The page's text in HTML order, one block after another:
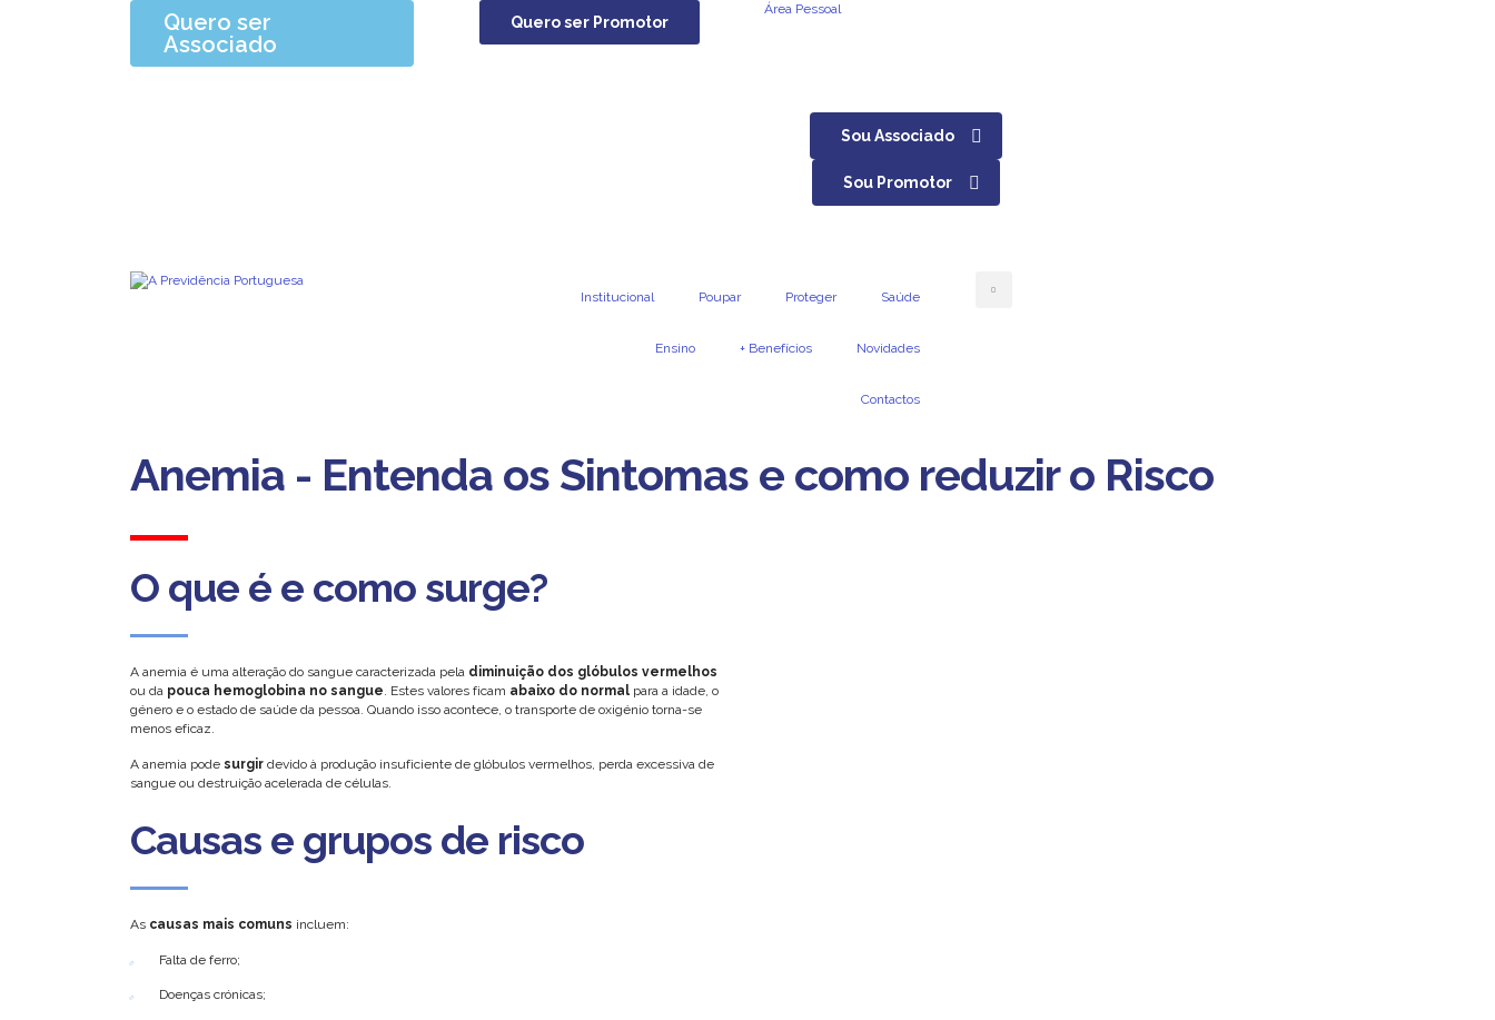
Quero ser
Associado
Quero ser Promotor
Área Pessoal
Sou Associado
Sou Promotor
Institucional Poupar Proteger Saúde
Ensino + Benefícios Novidades
Contactos
Anemia - Entenda os Sintomas e como reduzir o Risco
O que é e como surge?
A anemia é uma alteração do sangue caracterizada pela diminuição dos glóbulos vermelhos
ou da pouca hemoglobina no sangue. Estes valores ficam abaixo do normal para a idade, o
género e o estado de saúde da pessoa. Quando isso acontece, o transporte de oxigénio torna-se
menos eficaz.
A anemia pode surgir devido à produção insuficiente de glóbulos vermelhos, perda excessiva de
sangue ou destruição acelerada de células.
Causas e grupos de risco
As causas mais comuns incluem:
Falta de ferro;
Doenças crónicas;